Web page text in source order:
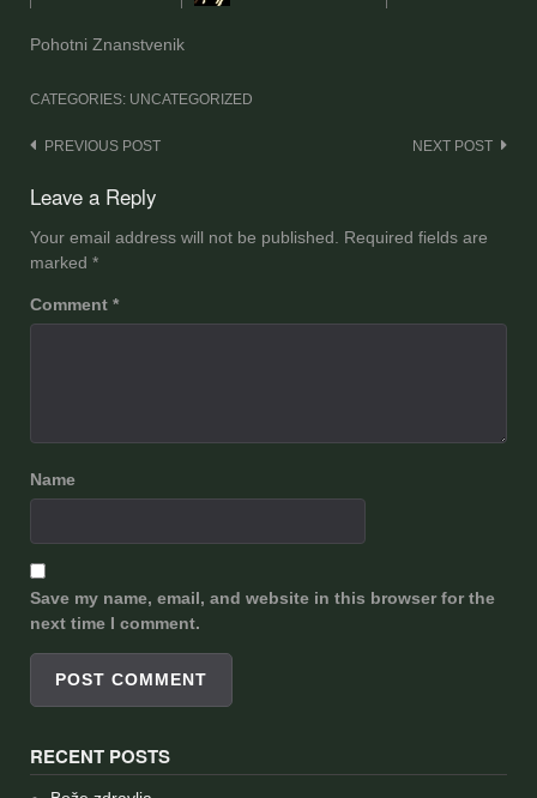
Pohotni Znanstvenik
CATEGORIES: UNCATEGORIZED
Post
navigation
PREVIOUS POST NEXT POST
Leave a Reply
Your email address will not be published.
Required fields are
marked *
Comment *
Name
Save my name, email, and website in this browser for the
next time I comment.
RECENT POSTS